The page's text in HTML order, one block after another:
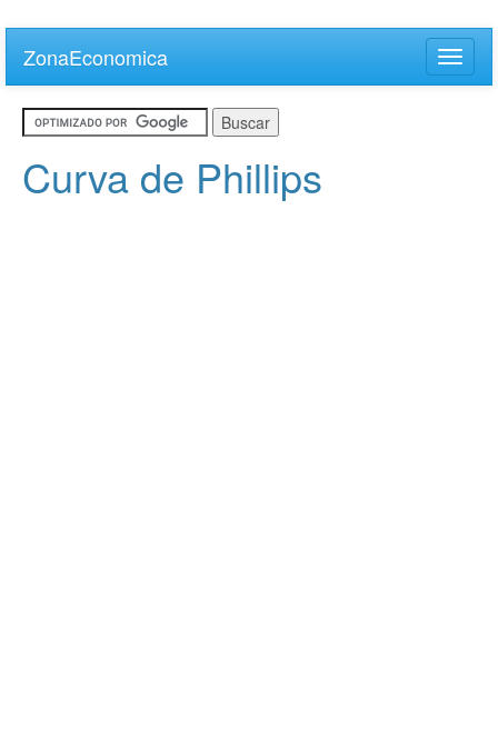
main
content
ZonaEconomica
Toggle
Curva de Phillips